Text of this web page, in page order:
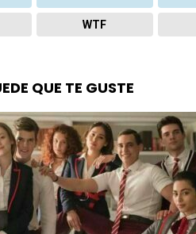
WTF
QUE TE GUSTE